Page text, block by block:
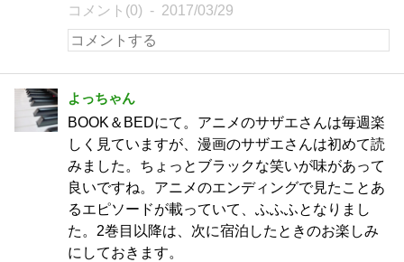
コメント(0) 2017/03/29
よっちゃん
BOOK＆BEDにて。アニメのサザエさんは毎週楽
しく見ていますが、漫画のサザエさんは初めて読
みました。ちょっとブラックな笑いが味があって
良いですね。アニメのエンディングで見たことあ
るエピソードが載っていて、ふふふとなりまし
た。2巻目以降は、次に宿泊したときのお楽しみ
にしておきます。